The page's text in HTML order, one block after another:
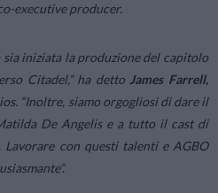
executive producer.
iniziata la produzione del capitolo
Citadel,”ha dettoJames Farrell,
“Inoltre, siamo orgogliosi di dare il
De Angelis e a tutto il cast di
con questi talenti e AGBO